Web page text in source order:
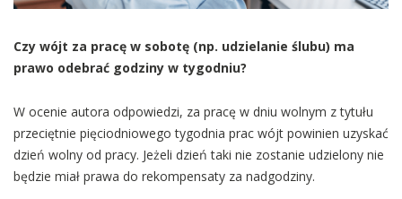
Czy wójt za pracę w sobotę (np. udzielanie ślubu) ma
prawo odebrać godziny w tygodniu?
W ocenie autora odpowiedzi, za pracę w dniu wolnym z tytułu
przeciętnie pięciodniowego tygodnia prac wójt powinien uzyskać
dzień wolny od pracy. Jeżeli dzień taki nie zostanie udzielony nie
będzie miał prawa do rekompensaty za nadgodziny.